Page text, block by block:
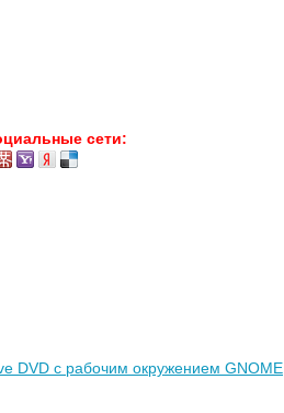
сети:
DVD с рабочим окружением GNOME